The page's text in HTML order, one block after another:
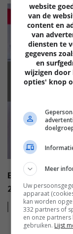
EISA AWARDS:
2022?
Leesmeer
website
van de
content en
van
diensten te
gegevens
en
wijzigen door
opties' knop
Meer
Uw
apparaat
kan worden
332 partners of
en onze
gebruiken. Lijst